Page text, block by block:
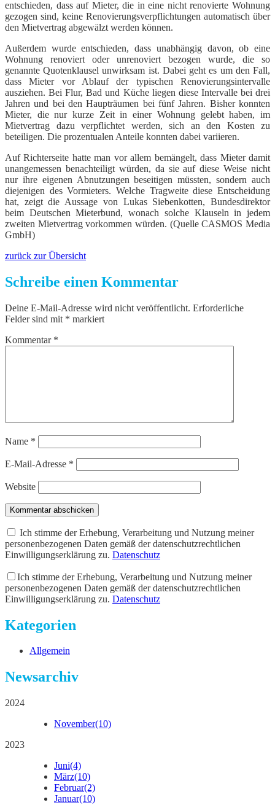
entschieden, dass auf Mieter, die in eine nicht renovierte Wohnung
gezogen sind, keine Renovierungsverpflichtungen automatisch über
den Mietvertrag abgewälzt werden können.
Außerdem wurde entschieden, dass unabhängig davon, ob eine
Wohnung renoviert oder unrenoviert bezogen wurde, die so
genannte Quotenklausel unwirksam ist. Dabei geht es um den Fall,
dass Mieter vor Ablauf der typischen Renovierungsintervalle
ausziehen. Bei Flur, Bad und Küche liegen diese Intervalle bei drei
Jahren und bei den Haupträumen bei fünf Jahren. Bisher konnten
Mieter, die nur kurze Zeit in einer Wohnung gelebt haben, im
Mietvertrag dazu verpflichtet werden, sich an den Kosten zu
beteiligen. Die prozentualen Anteile konnten dabei variieren.
Auf Richterseite hatte man vor allem bemängelt, dass Mieter damit
unangemessen benachteiligt würden, da sie auf diese Weise nicht
nur ihre eigenen Abnutzungen beseitigen müssten, sondern auch
diejenigen des Vormieters. Welche Tragweite diese Entscheidung
hat, zeigt die Aussage von Lukas Siebenkotten, Bundesdirektor
beim Deutschen Mieterbund, wonach solche Klauseln in jedem
zweiten Mietvertrag vorkommen würden. (Quelle CASMOS Media
GmbH)
zurück zur Übersicht
Schreibe einen Kommentar
Deine E-Mail-Adresse wird nicht veröffentlicht. Erforderliche
Felder sind mit * markiert
Kommentar *
Name *
E-Mail-Adresse *
Website
Kommentar abschicken
Ich stimme der Erhebung, Verarbeitung und Nutzung meiner
personenbezogenen Daten gemäß der datenschutzrechtlichen
Einwilligungserklärung zu. Datenschutz
Ich stimme der Erhebung, Verarbeitung und Nutzung meiner
personenbezogenen Daten gemäß der datenschutzrechtlichen
Einwilligungserklärung zu. Datenschutz
Kategorien
Allgemein
Newsarchiv
2024
November(10)
2023
Juni(4)
März(10)
Februar(2)
Januar(10)